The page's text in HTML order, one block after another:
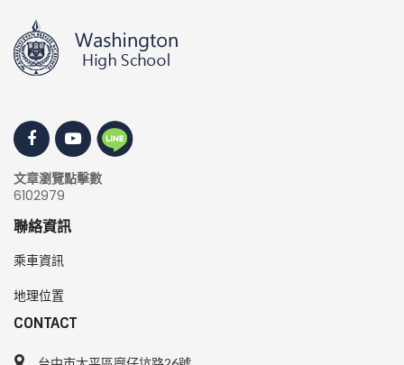
文章瀏覽點擊數
6102979
聯絡資訊
乘車資訊
地理位置
CONTACT